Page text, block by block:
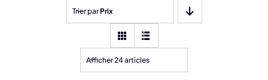
Trier parPrix
Afficher 24 articles